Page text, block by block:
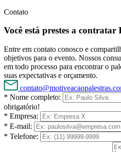
Contato
Você está prestes a
Entre em contato conosco e
objetivos para o evento. Nossos
em todo processo para encontrar o
suas expectativas e orçamento.
* Nome completo:
obrigatório!
* Empresa:
* E-mail:
* Telefone: